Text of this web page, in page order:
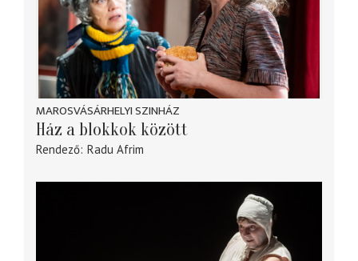
MAROSVÁSÁRHELYI SZINHÁZ
Ház a blokkok között
Rendező Radu Afrim